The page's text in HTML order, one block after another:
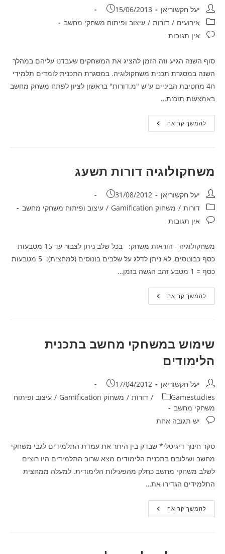
מחבר:יעל חקשוריאן פורסם:
15/06/2013
קטגוריה:אירועים / דורות / עיצוב ופיתוח משחקי מחשב
תגובות:אין תגובות
סוף השנה הגיע וזה הזמן להציג את המשחקים שעבדנו עליהם במהלך
השנה במסגרת תכנית משחקולוגיה. במסגרת התכנית לומדים תלמידי
ח4 מחטיבת הביניים ע"ש "מ.דורות" בראשון לציון לפתח משחק מחשב
באמצעות תוכנת…
להמשך קריאהאירוע
סיום
משחקולוגיה דורות תשעג
מחבר:יעל חקשוריאן פורסם:
31/08/2012
קטגוריה:
דורות / משחוק Gamification / עיצוב ופיתוח משחקי מחשב
תגובות:אין תגובות
משחקולוגיה - הוראות משחק: בכל שלב ניתן לצבור עד 15 מטבעות
כסף כבונוסים, לא ניתן לדלג על שלבים בונוסים (למחצית): 5 מטבעות
כסף = 1 מטבע זהב הגשה בזמן…
להמשך קריאהמשחקולוגיה
דורות
שימוש במשחקי מחשב בתכנית
הלימודים
מחבר:יעל חקשוריאן פורסם:
17/04/2012
קטגוריה:
Gamestudies
/ דורות / משחוק Gamification / עיצוב ופיתוח
משחקי מחשב
תגובות:יש תגובה אחת
סקר חינוך דיגיטלי* שבדק בין היתר את עמדת התלמידים לגבי משחקי
מחשב ושילובם בתכנית הלימודים מצא שרוב התלמידים היו רוצים
לשלב משחקי מחשב כחלק מהפעילות הלימודית. למעלה ממחצית
התלמידים הגדירו את…
להמשך קריאהשימוש
במשחקי